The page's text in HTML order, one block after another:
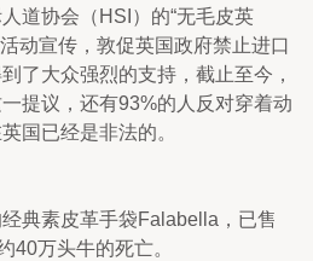
道协会（HSI）的“无毛皮英
动宣传，敦促英国政府禁止进口
了大众强烈的支持，截止至今，
提议，还有93%的人反对穿着动
国已经是非法的。
的经典素皮革手袋Falabella，已售
40万头牛的死亡。